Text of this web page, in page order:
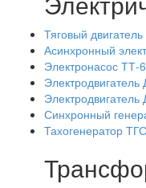
Тяговый
Асинхронный
Электронасос ТТ-
Синхронный
Тахогенератор